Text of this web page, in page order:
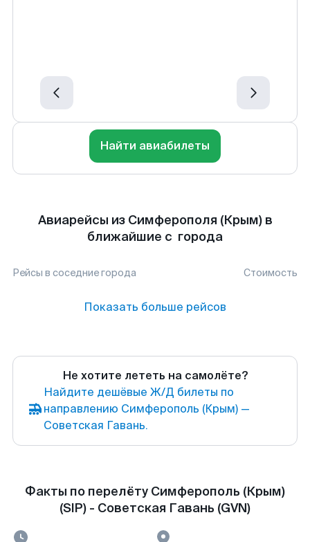
Найти авиабилеты
Авиарейсы из Симферополя (Крым) в
ближайшие с города
Рейсы в соседние города Стоимость
Показать больше рейсов
Не хотите лететь на самолёте?
Найдите дешёвые Ж/Д билеты по
направлению Симферополь (Крым) —
Советская Гавань.
Факты по перелёту Симферополь (Крым)
(SIP) - Советская Гавань (GVN)